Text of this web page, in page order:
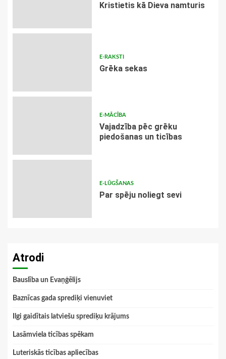
Kristietis kā Dieva namturis
E-RAKSTI
Grēka sekas
E-MĀCĪBA
Vajadzība pēc grēku
piedošanas un ticības
E-LŪGŠANAS
Par spēju noliegt sevi
Atrodi
Bauslība un Evaņģēlijs
Baznīcas gada sprediķi vienuviet
Ilgi gaidītais latviešu sprediķu krājums
Lasāmviela ticības spēkam
Luteriskās ticības apliecības